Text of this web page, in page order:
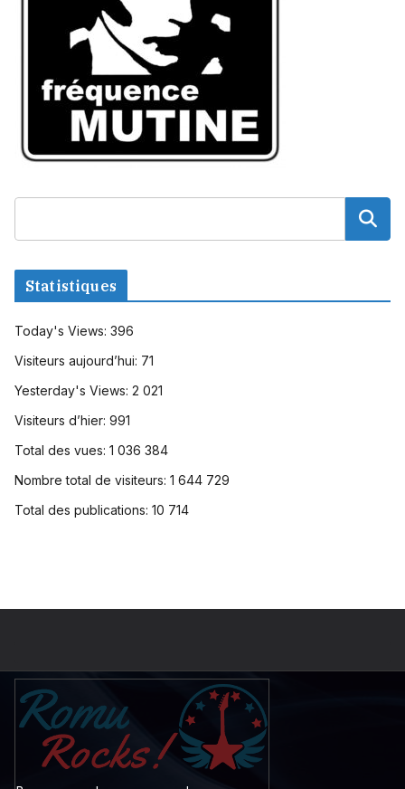
Statistiques
Today's Views: 396
Visiteurs aujourd’hui: 71
Yesterday's Views: 2 021
Visiteurs d’hier: 991
Total des vues: 1 036 384
Nombre total de visiteurs: 1 644 729
Total des publications: 10 714